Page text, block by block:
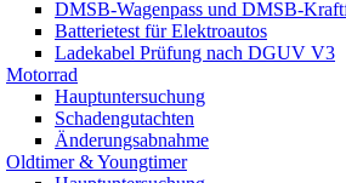
DMSB-Wagenpass und DMSB-
Batterietest für Elektroautos
Ladekabel Prüfung nach DGUV V3
Motorrad
Hauptuntersuchung
Schadengutachten
Änderungsabnahme
Oldtimer & Youngtimer